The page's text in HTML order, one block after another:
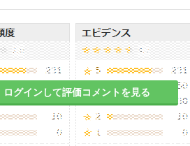
ログインして評価コメントを見る